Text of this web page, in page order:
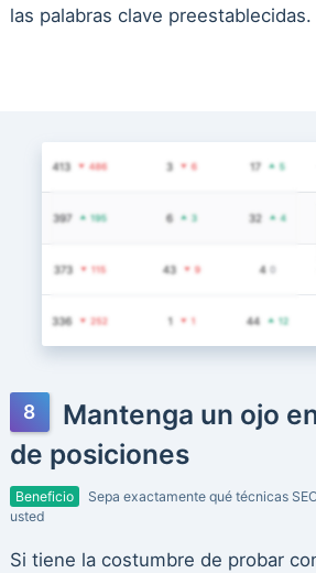
las palabras clave preestablecidas.
Mantenga un ojo
de posiciones
Beneficio
Sepa exactamente qué técnicas
usted
Si tiene la costumbre de probar